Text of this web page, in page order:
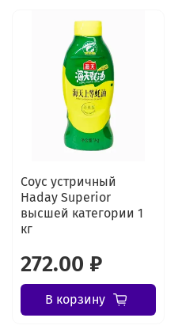
Соус устричный
Haday Superior
высшей категории 1
кг
272.00 ₽
В корзину